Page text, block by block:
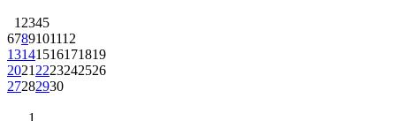
1 2345
6789101112
13141516171819
2021 2223242526
27282930